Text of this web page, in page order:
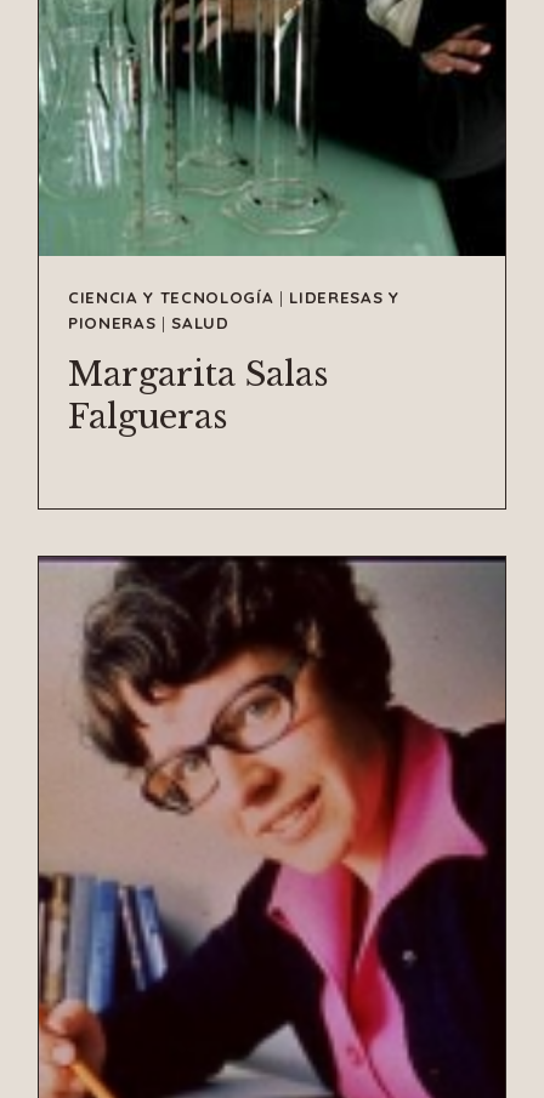
CIENCIA Y TECNOLOGÍA | LIDERESAS Y
PIONERAS |SALUD
Margarita Salas
Falgueras